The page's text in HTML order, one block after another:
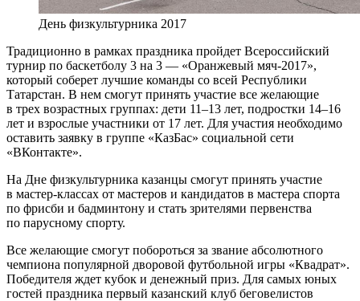
День физкультурника 2017
Традиционно в рамках праздника пройдет Всероссийский
турнир по баскетболу 3 на 3 — «Оранжевый мяч-2017»,
который соберет лучшие команды со всей Республики
Татарстан. В нем смогут принять участие все желающие
в трех возрастных группах: дети 11–13 лет, подростки 14–16
лет и взрослые участники от 17 лет. Для участия необходимо
оставить заявку в группе «КазБас» социальной сети
«ВКонтакте».
На Дне физкультурника казанцы смогут принять участие
в мастер-классах от мастеров и кандидатов в мастера спорта
по фрисби и бадминтону и стать зрителями первенства
по парусному спорту.
Все желающие смогут побороться за звание абсолютного
чемпиона популярной дворовой футбольной игры «Квадрат».
Победителя ждет кубок и денежный приз. Для самых юных
гостей праздника первый казанский клуб беговелистов